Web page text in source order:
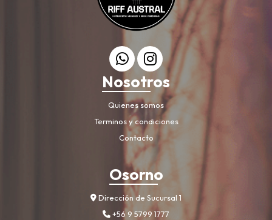
Nosotros
Quienes somos
Terminos y condiciones
Contacto
Osorno
Dirección de Sucursal 1
+56 9 5799 1777